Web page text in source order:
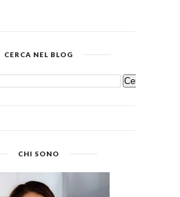
CERCA NEL BLOG
CHI SONO